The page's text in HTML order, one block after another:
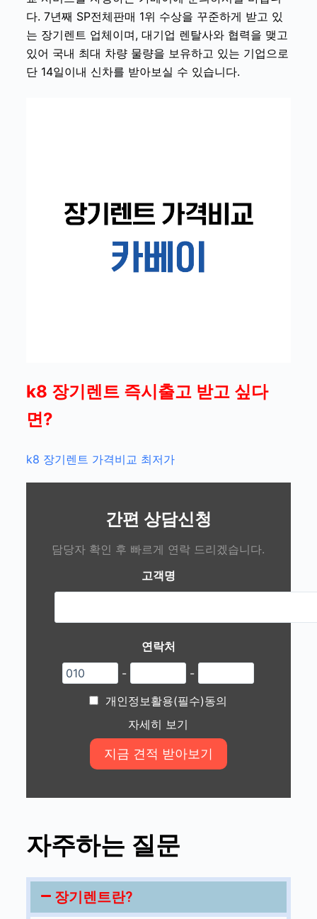
다. 7년째 SP전체판매 1위 수상을 꾸준하게 받고 있
는 장기렌트 업체이며, 대기업 렌탈사와 협력을 맺고
있어 국내 최대 차량 물량을 보유하고 있는 기업으로
단 14일이내 신차를 받아보실 수 있습니다.
k8 장기렌트 즉시출고 받고 싶다
면?
k8 장기렌트 가격비교 최저가
간편 상담신청
담당자 확인 후 빠르게 연락 드리겠습니다.
고객명
연락처
-
-
개인정보활용(필수)동의
자세히 보기
자주하는 질문
장기렌트란?